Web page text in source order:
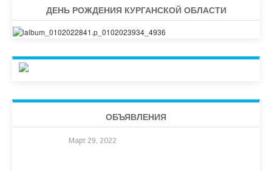
ДЕНЬ РОЖДЕНИЯ КУРГАНСКОЙ ОБЛАСТИ
ОБЪЯВЛЕНИЯ
Март 29, 2022